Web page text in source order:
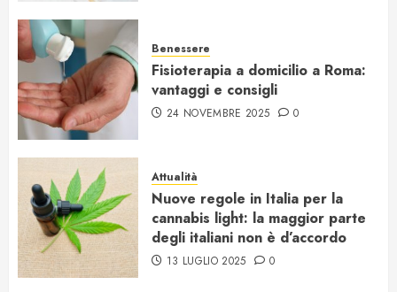
Benessere
Fisioterapia a domicilio a Roma:
vantaggi e consigli
24 NOVEMBRE 2025 0
Attualità
Nuove regole in Italia per la
cannabis light: la maggior parte
degli italiani non è d’accordo
13 LUGLIO 2025 0